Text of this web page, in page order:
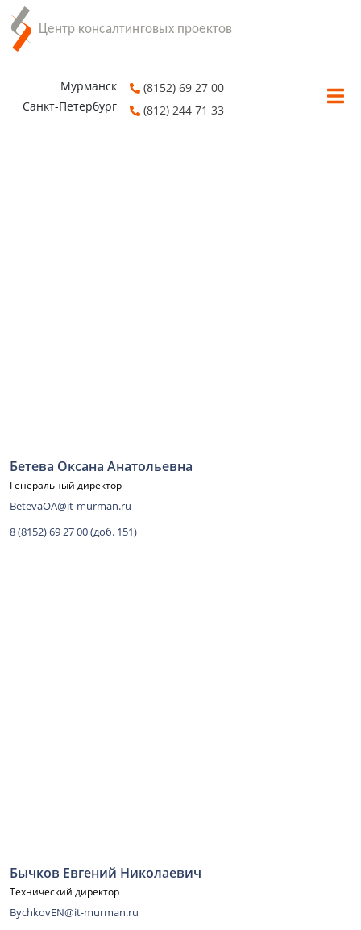
Мурманск
Санкт-Петербург
(8152) 69 27 00
(812) 244 71 33
Бетева Оксана Анатольевна
Генеральный директор
BetevaOA@it-murman.ru
8 (8152) 69 27 00 (доб. 151)
Бычков Евгений Николаевич
Технический директор
BychkovEN@it-murman.ru